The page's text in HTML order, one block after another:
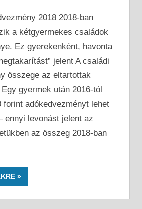
2018 2018-ban
a kétgyermekes családok
Ez gyerekenként, havonta
jelent A családi
összege az eltartottak
gyermek után 2016-tól
forint adókedvezményt lehet
ennyi levonást jelent az
az összeg 2018-ban